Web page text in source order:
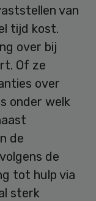
van
tijd kost.
over bij
Of ze
over
onder welk
de
de
tot hulp via
sterk